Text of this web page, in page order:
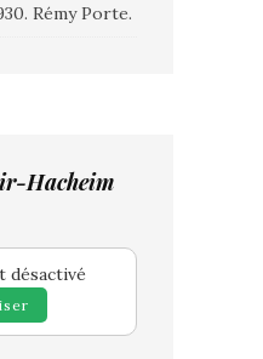
Rémy Porte.
Hacheim
désactivé